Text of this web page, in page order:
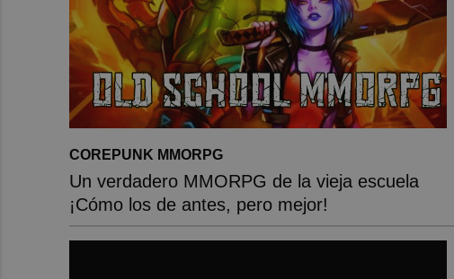
COREPUNK MMORPG
Un verdadero MMORPG de la vieja escuela
¡Cómo los de antes, pero mejor!